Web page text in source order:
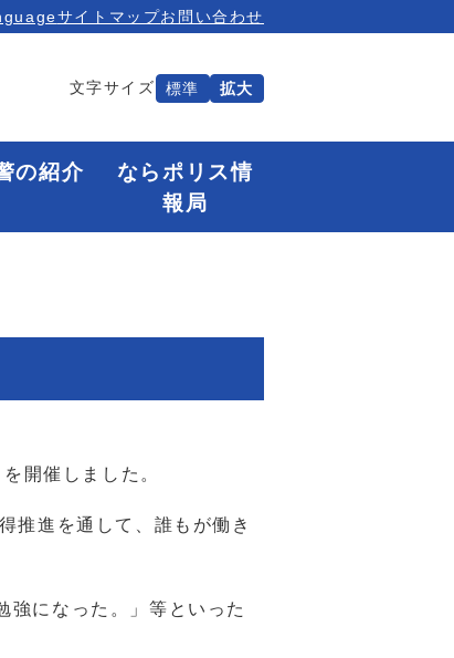
サイトマップお問い合わせ
文字サイズ 標準 拡大
の紹介
ならポリス情
報局
開催しました。
推進を通して、誰もが働き
になった。」等といった